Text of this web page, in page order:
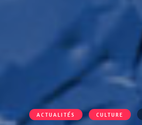
ACTUALITÉS CULTURE